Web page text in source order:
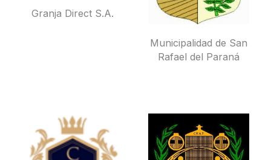
Granja Direct S.A.
Municipalidad de San
Rafael del Paraná